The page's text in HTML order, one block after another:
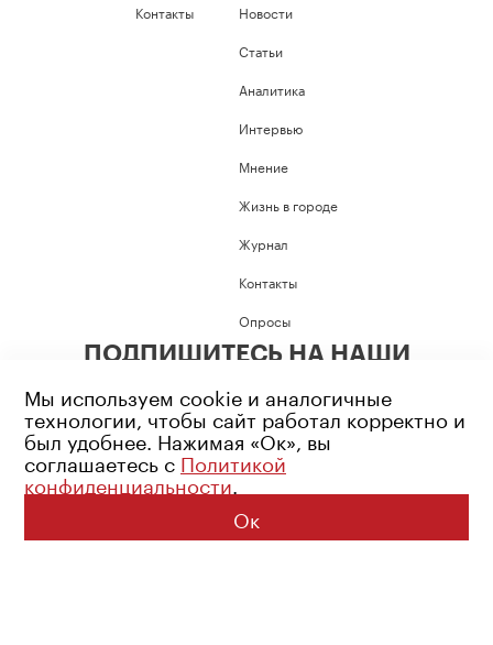
Контакты
Новости
Статьи
Аналитика
Интервью
Мнение
Жизнь в городе
Журнал
Контакты
Опросы
ПОДПИШИТЕСЬ НА НАШИ
Возрастное ограничение: 16+
Политика конфиденциальности
© 2026 Все права защищены
Мы используем cookie и аналогичные
технологии, чтобы сайт работал корректно и
был удобнее. Нажимая «Ок», вы
соглашаетесь с Политикой
конфиденциальности.
Ок